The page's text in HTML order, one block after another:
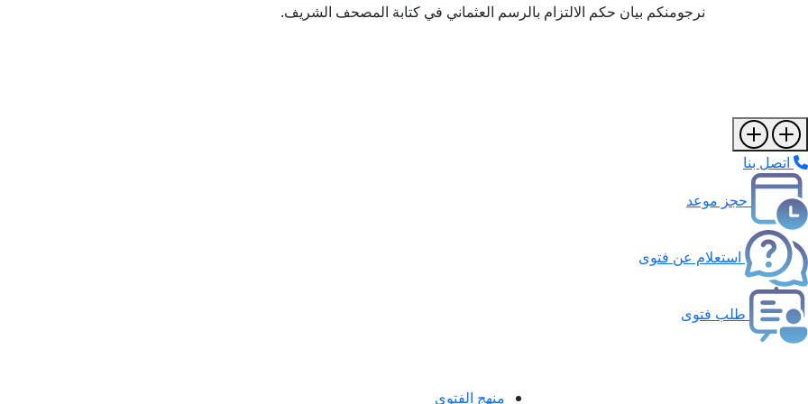
نرجومنكم بيان حكم الالتزام بالرسم العثماني في كتابة المصحف الشريف.
اتصل بنا
حجز موعد
استعلام عن فتوى
طلب فتوى
منهج الفتوى